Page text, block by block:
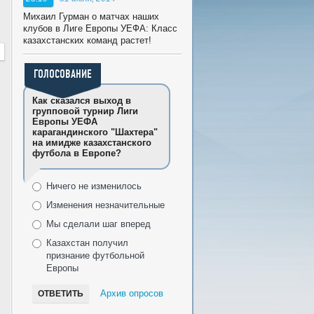
Михаил Гурман о матчах наших
клубов в Лиге Европы УЕФА: Класс
казахстанских команд растет!
ГОЛОСОВАНИЕ
Как сказался выход в
групповой турнир Лиги
Европы УЕФА
карагандинского "Шахтера"
на имидже казахстанского
футбола в Европе?
Ничего не изменилось
Изменения незначительные
Мы сделали шаг вперед
Казахстан получил
признание футбольной
Европы
Архив опросов